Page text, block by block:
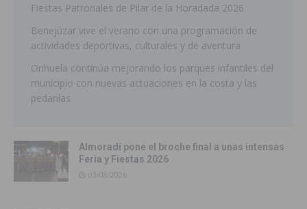
Fiestas Patronales de Pilar de la Horadada 2026
Benejúzar vive el verano con una programación de
actividades deportivas, culturales y de aventura
Orihuela continúa mejorando los parques infantiles del
municipio con nuevas actuaciones en la costa y las
pedanías
Almoradí pone el broche final a unas intensas
Feria y Fiestas 2026
03/08/2026